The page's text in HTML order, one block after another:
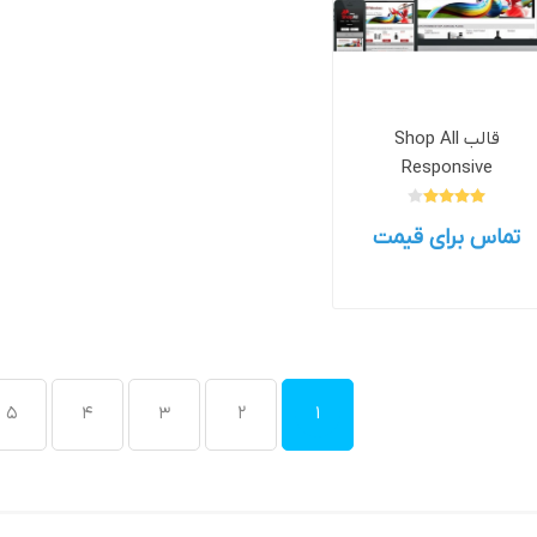
هوش مصنوعی
تحویل
قالب Shop All
Responsive
تماس برای قیمت
1
2
3
4
5